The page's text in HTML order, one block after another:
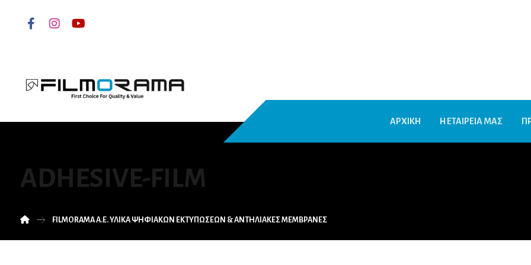
ΑΡΧΙΚΗ Η ΕΤΑΙΡΕΙΑ ΜΑΣ
ADHESIVE-FILM
FILMORAMA Α.Ε. ΥΛΙΚΑ ΨΗΦΙΑΚΩΝ ΕΚΤΥΠΩΣΕΩΝ & ΑΝΤΗΛΙΑΚΕΣ ΜΕΜΒΡΑΝΕΣ